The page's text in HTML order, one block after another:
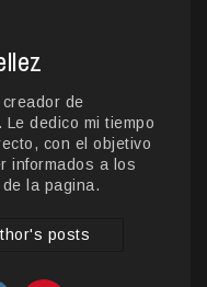
de
Le dedico mi tiempo
con el objetivo
informados a los
la pagina.
posts